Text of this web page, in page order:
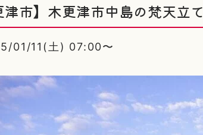
市】木更津市中島の梵天立て
01/11(土) 07:00〜